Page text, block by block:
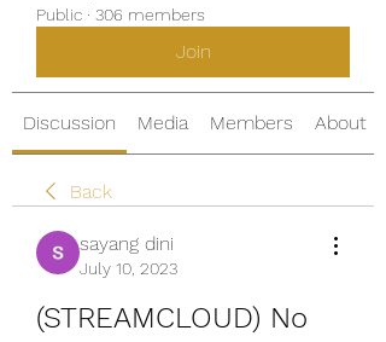
Public · 306 members
Join
Discussion Media Members About
Back
sayang dini
July 10, 2023
(STREAMCLOUD) No